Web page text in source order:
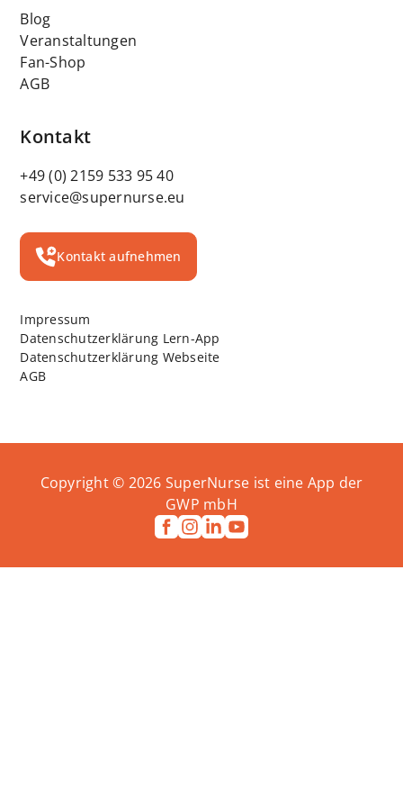
Blog
Veranstaltungen
Fan-Shop
AGB
Kontakt
+49 (0) 2159 533 95 40
service@supernurse.eu
Kontakt aufnehmen
Impressum
Datenschutzerklärung Lern-App
Datenschutzerklärung Webseite
AGB
Copyright © 2026 SuperNurse ist eine App der
GWP mbH